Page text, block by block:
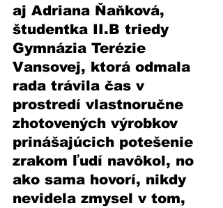
aj Adriana Ňaňková,
študentka II.B triedy
Gymnázia Terézie
Vansovej, ktorá odmala
rada trávila čas v
prostredí vlastnoručne
zhotovených výrobkov
prinášajúcich potešenie
zrakom ľudí navôkol, no
ako sama hovorí, nikdy
nevidela zmysel v tom,